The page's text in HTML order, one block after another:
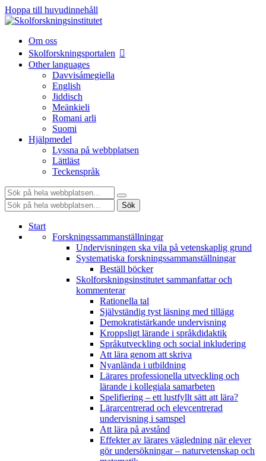
Hoppa till huvudinnehåll
Om oss
Skolforskningsportalen
Other languages
Davvisámegiella
English
Jiddisch
Meänkieli
Romani arli
Suomi
Hjälpmedel
Lyssna på webbplatsen
Lättläst
Teckenspråk
Sök:
Sök:
Sök
Start
Forskningssammanställningar
Undervisningen ska vila på vetenskaplig grund
Systematiska forskningssammanställningar
Beställ böcker
Skolforskningsinstitutet sammanfattar och
kommenterar
Rationella tal
Självständig tyst läsning med tillägg
Demokratistärkande undervisning
Kroppsligt lärande i språkdidaktik
Språkutveckling och social inkludering
Att lära genom att skriva
Nyanlända i utbildning
Lärares professionella utveckling och
lärande i kollegiala samarbeten
Spelifiering – ett lustfyllt sätt att lära?
Lärarcentrerad och elevcentrerad
undervisning i samspel
Att lära på avstånd
Effekter av lärares vägledning när elever
gör undersökningar – naturvetenskap och